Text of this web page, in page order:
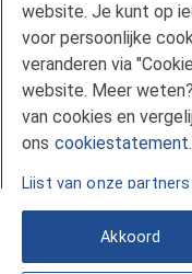
Over Florius
Samenwerken met
Pers
Nieuwsbrief
Volg ons op
website. Je kunt op
voor persoonlijke
veranderen via
website. Meer
van cookies en
ons cookiestatement.
Lijst van onze partners
Akkoord